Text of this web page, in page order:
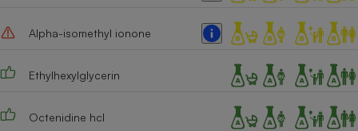
Alpha-isomethyl ionone
Ethylhexylglycerin
Octenidine hcl